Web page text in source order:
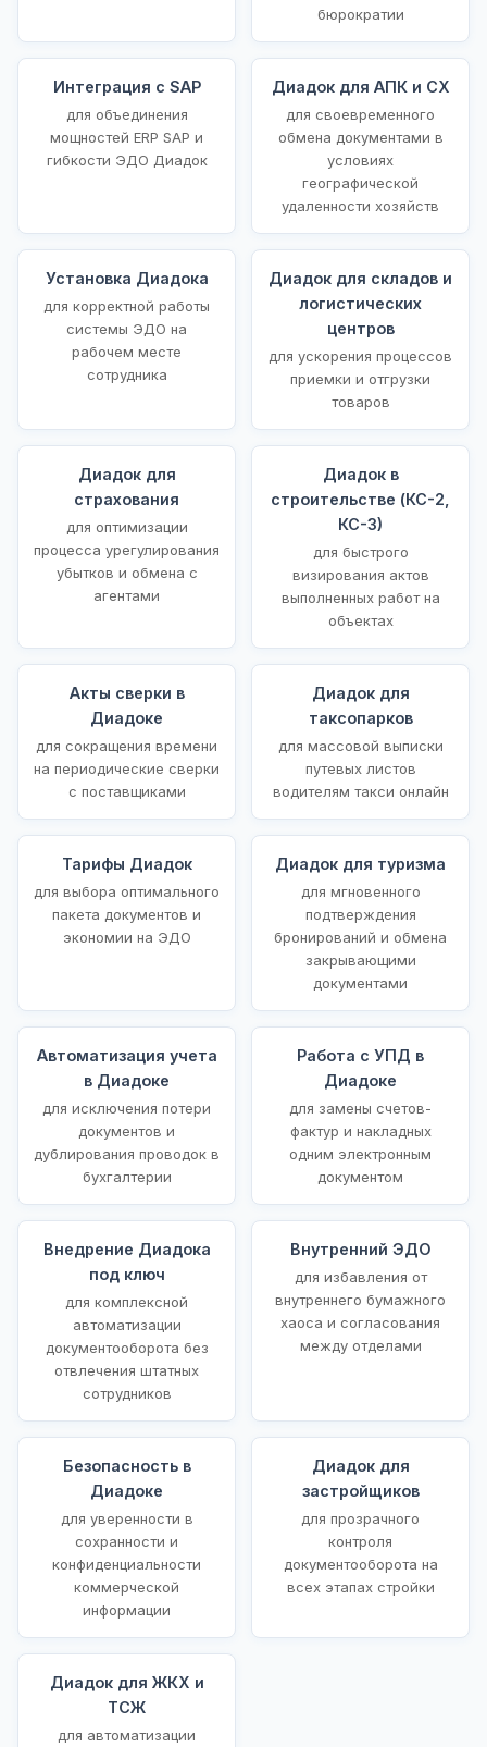
бюрократии
Интеграция с SAP
для объединения
мощностей ERP SAP и
гибкости ЭДО Диадок
Диадок для АПК и СХ
для своевременного
обмена документами в
условиях
географической
удаленности хозяйств
Установка Диадока
для корректной работы
системы ЭДО на
рабочем месте
сотрудника
Диадок для складов и
логистических
центров
для ускорения процессов
приемки и отгрузки
товаров
Диадок для
страхования
для оптимизации
процесса урегулирования
убытков и обмена с
агентами
Диадок в
строительстве (КС-2,
КС-3)
для быстрого
визирования актов
выполненных работ на
объектах
Акты сверки в
Диадоке
для сокращения времени
на периодические сверки
с поставщиками
Диадок для
таксопарков
для массовой выписки
путевых листов
водителям такси онлайн
Тарифы Диадок
для выбора оптимального
пакета документов и
экономии на ЭДО
Диадок для туризма
для мгновенного
подтверждения
бронирований и обмена
закрывающими
документами
Автоматизация учета
в Диадоке
для исключения потери
документов и
дублирования проводок в
бухгалтерии
Работа с УПД в
Диадоке
для замены счетов-
фактур и накладных
одним электронным
документом
Внедрение Диадока
под ключ
для комплексной
автоматизации
документооборота без
отвлечения штатных
сотрудников
Внутренний ЭДО
для избавления от
внутреннего бумажного
хаоса и согласования
между отделами
Безопасность в
Диадоке
для уверенности в
сохранности и
конфиденциальности
коммерческой
информации
Диадок для
застройщиков
для прозрачного
контроля
документооборота на
всех этапах стройки
Диадок для ЖКХ и
ТСЖ
для автоматизации